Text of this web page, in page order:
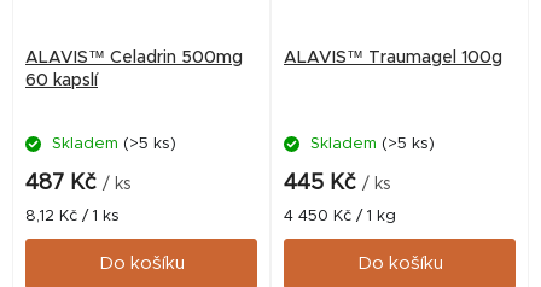
ALAVIS™ Celadrin 500mg
60 kapslí
Skladem (>5 ks)
487 Kč / ks
Měrná
cena:
8,12 Kč / 1 ks
Do košíku
ALAVIS™ Traumagel 100g
Skladem (>5 ks)
445 Kč / ks
Měrná
cena:
4 450 Kč / 1 kg
Do košíku